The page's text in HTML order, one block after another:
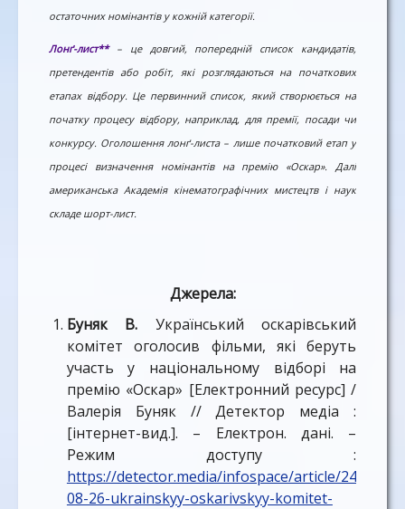
остаточних номінантів у кожній категорії.
Лонґ-лист**
– це довгий, попередній список кандидатів,
претендентів або робіт, які розглядаються на початкових
етапах відбору. Це первинний список, який створюється на
початку процесу відбору, наприклад, для премії, посади чи
конкурсу. Оголошення лонґ-листа – лише початковий етап у
процесі визначення номінантів на премію «Оскар». Далі
американська Академія кінематографічних мистецтв і наук
складе шорт-лист.
Джерела:
Буняк В. Український оскарівський
комітет оголосив фільми, які беруть
участь у національному відборі на
премію «Оскар» [Електронний ресурс] /
Валерія Буняк // Детектор медіа :
[інтернет-вид.]. – Електрон. дані. –
Режим доступу :
https://detector.media/infospace/article/243632/
08-26-ukrainskyy-oskarivskyy-komitet-